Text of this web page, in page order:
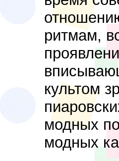
ритмам,
культом
модных
модных